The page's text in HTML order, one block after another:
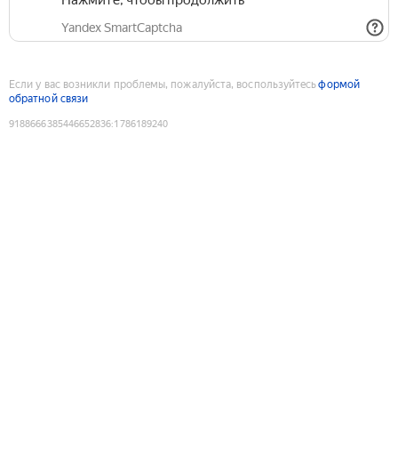
Yandex SmartCaptcha
Если у вас возникли проблемы, пожалуйста, воспользуйтесьформой
обратной связи
9188666385446652836:1786189240